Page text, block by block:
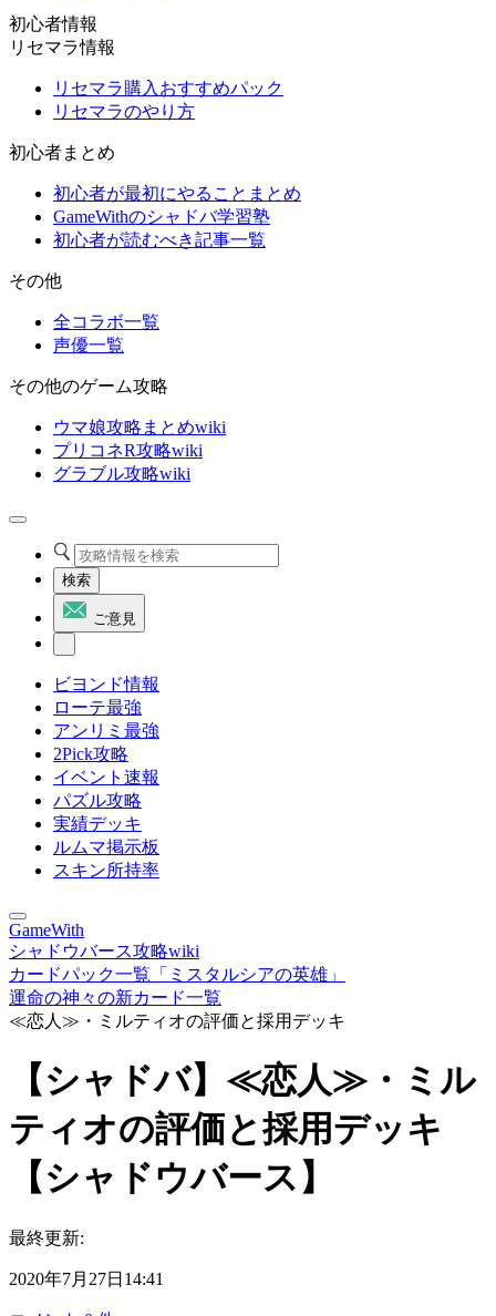
初心者情報
リセマラ情報
リセマラ購入おすすめパック
リセマラのやり方
初心者まとめ
初心者が最初にやることまとめ
GameWithのシャドバ学習塾
初心者が読むべき記事一覧
その他
全コラボ一覧
声優一覧
その他のゲーム攻略
ウマ娘攻略まとめwiki
プリコネR攻略wiki
グラブル攻略wiki
検索
ご意見
ビヨンド情報
ローテ最強
アンリミ最強
2Pick攻略
イベント速報
パズル攻略
実績デッキ
ルムマ掲示板
スキン所持率
GameWith
シャドウバース攻略wiki
カードパック一覧「ミスタルシアの英雄」
運命の神々の新カード一覧
≪恋人≫・ミルティオの評価と採用デッキ
【シャドバ】≪恋人≫・ミル
ティオの評価と採用デッキ
【シャドウバース】
最終更新:
2020年7月27日14:41